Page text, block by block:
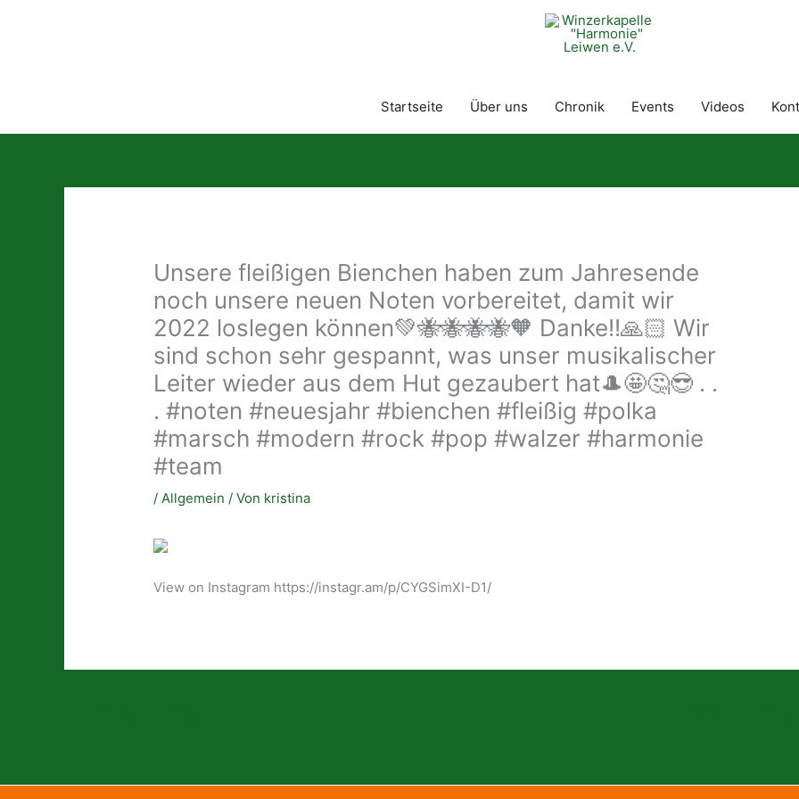
Startseite Über uns Chronik Events Videos
Unsere fleißigen Bienchen haben zum Jahresende
noch unsere neuen Noten vorbereitet, damit wir
2022 loslegen können💚🐝🐝🐝🐝🧡 Danke!!🙏🏻 Wir
sind schon sehr gespannt, was unser musikalischer
Leiter wieder aus dem Hut gezaubert hat🎩🤩🤔😎 . .
. #noten #neuesjahr #bienchen #fleißig #polka
#marsch #modern #rock #pop #walzer #harmonie
#team
/Allgemein / Von kristina
View on Instagram https://instagr.am/p/CYGSimXI-D1/